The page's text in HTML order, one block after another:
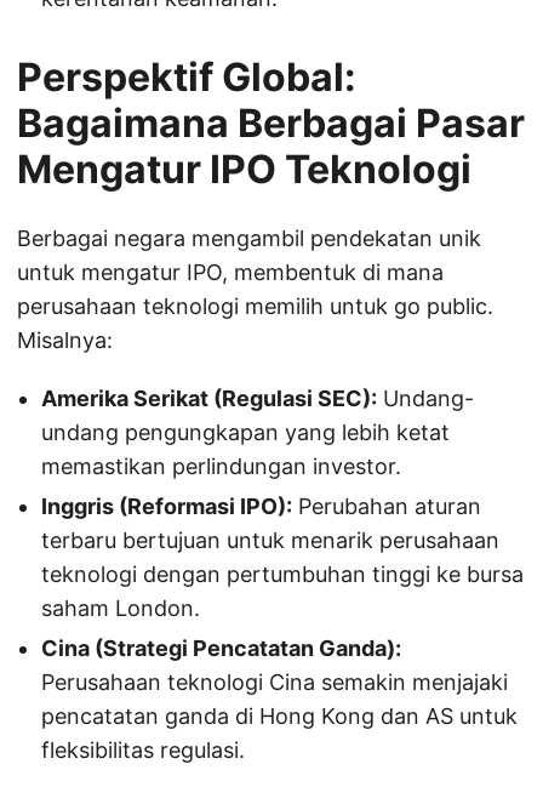
Perspektif Global:
Bagaimana Berbagai Pasar
Mengatur IPO Teknologi
Berbagai negara mengambil pendekatan unik
untuk mengatur IPO, membentuk di mana
perusahaan teknologi memilih untuk go public.
Misalnya:
Amerika Serikat (Regulasi SEC): Undang-
undang pengungkapan yang lebih ketat
memastikan perlindungan investor.
Inggris (Reformasi IPO): Perubahan aturan
terbaru bertujuan untuk menarik perusahaan
teknologi dengan pertumbuhan tinggi ke bursa
saham London.
Cina (Strategi Pencatatan Ganda):
Perusahaan teknologi Cina semakin menjajaki
pencatatan ganda di Hong Kong dan AS untuk
fleksibilitas regulasi.